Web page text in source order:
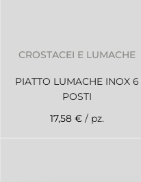
CROSTACEI E LUMACHE
PIATTO LUMACHE INOX 6
POSTI
17,58 € / pz.